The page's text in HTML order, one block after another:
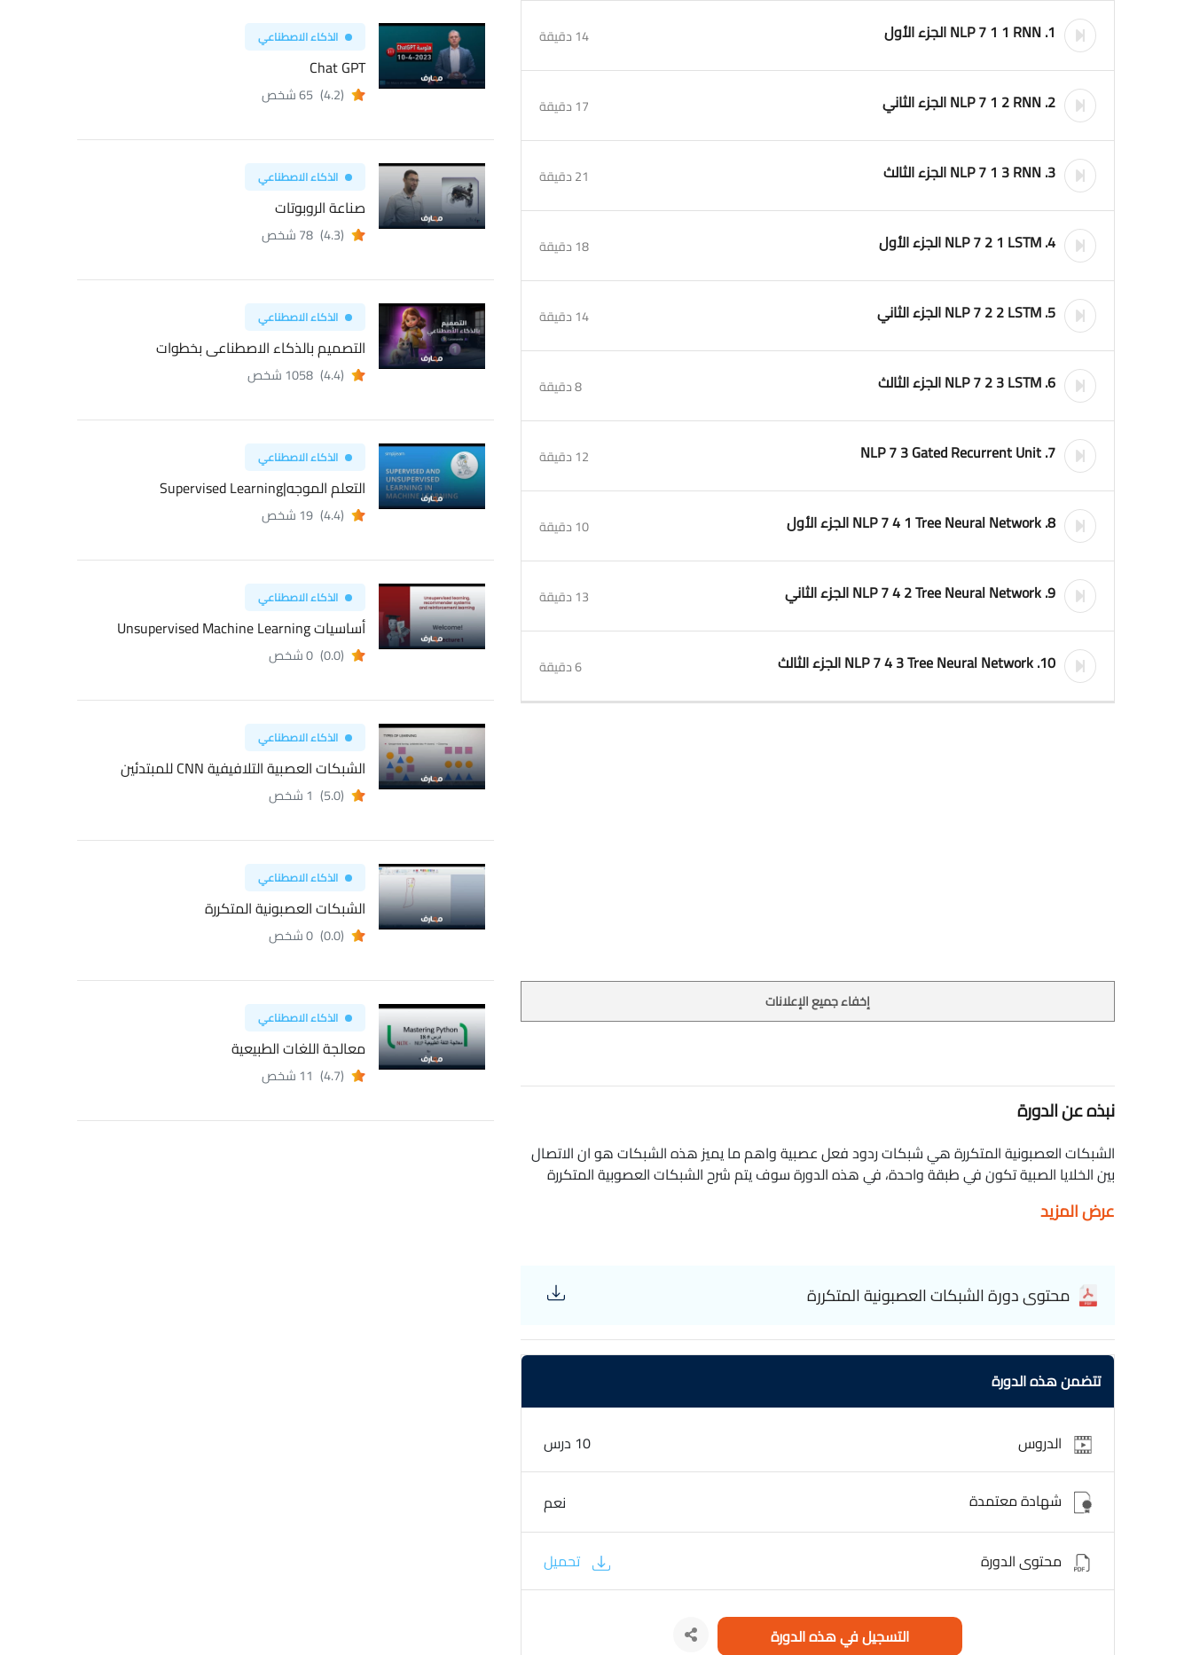
1. NLP 7 1 1 RNN الجزء الأول 14 دقيقة
2. NLP 7 1 2 RNN الجزء الثاني 17 دقيقة
3. NLP 7 1 3 RNN الجزء الثالث 21 دقيقة
4. NLP 7 2 1 LSTM الجزء الأول 18 دقيقة
5. NLP 7 2 2 LSTM الجزء الثاني 14 دقيقة
6. NLP 7 2 3 LSTM الجزء الثالث 8 دقيقة
7. NLP 7 3 Gated Recurrent Unit 12 دقيقة
8. NLP 7 4 1 Tree Neural Network الجزء الأول 10 دقيقة
9. NLP 7 4 2 Tree Neural Network الجزء الثاني 13 دقيقة
10. NLP 7 4 3 Tree Neural Network الجزء الثالث 6 دقيقة
إخفاء جميع الإعلانات
نبذه عن الدورة
الشبكات العصبونية المتكررة هي شبكات ردود فعل عصبية واهم ما يميز هذه الشبكات هو ان الاتصال
بين الخلايا الصبية تكون في طبقة واحدة، في هذه الدورة سوف يتم شرح الشبكات العصوبية المتكررة
عرض المزيد
محتوى دورة الشبكات العصبونية المتكررة
تتضمن هذه الدورة
الدروس 10 درس
شهادة معتمدة نعم
محتوى الدورة تحميل
التسجيل في هذه الدورة
الذكاء الاصطناعي
Chat GPT
(4.2) 65 شخص
الذكاء الاصطناعي
صناعة الروبوتات
(4.3) 78 شخص
الذكاء الاصطناعي
التصميم بالذكاء الاصطناعى بخطوات
(4.4) 1058 شخص
الذكاء الاصطناعي
التعلم الموجه|Supervised Learning
(4.4) 19 شخص
الذكاء الاصطناعي
أساسيات Unsupervised Machine Learning
(0.0) 0 شخص
الذكاء الاصطناعي
الشبكات العصبية التلافيفية CNN للمبتدئين
(5.0) 1 شخص
الذكاء الاصطناعي
الشبكات العصبونية المتكررة
(0.0) 0 شخص
الذكاء الاصطناعي
معالجة اللغات الطبيعية
(4.7) 11 شخص